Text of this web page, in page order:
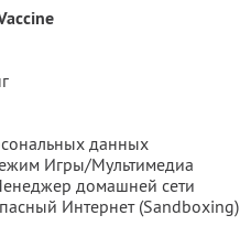
данных
Игры/Мультимедиа
домашней сети
Интернет (Sandboxing)